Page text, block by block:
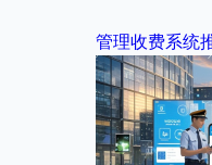
管理收费系统